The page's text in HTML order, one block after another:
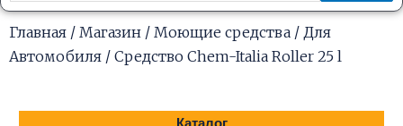
Главная / Магазин / Моющие средства / Для
Автомобиля / Средство Chem-Italia Roller 25 l
Каталог